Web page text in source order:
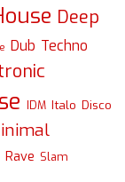
Deep
Dub Techno
IDM Italo Disco
Rave Slam